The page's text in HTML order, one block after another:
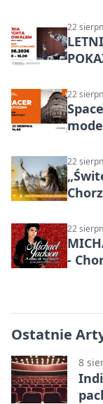
22
22
22
22
-
Ostatnie
8